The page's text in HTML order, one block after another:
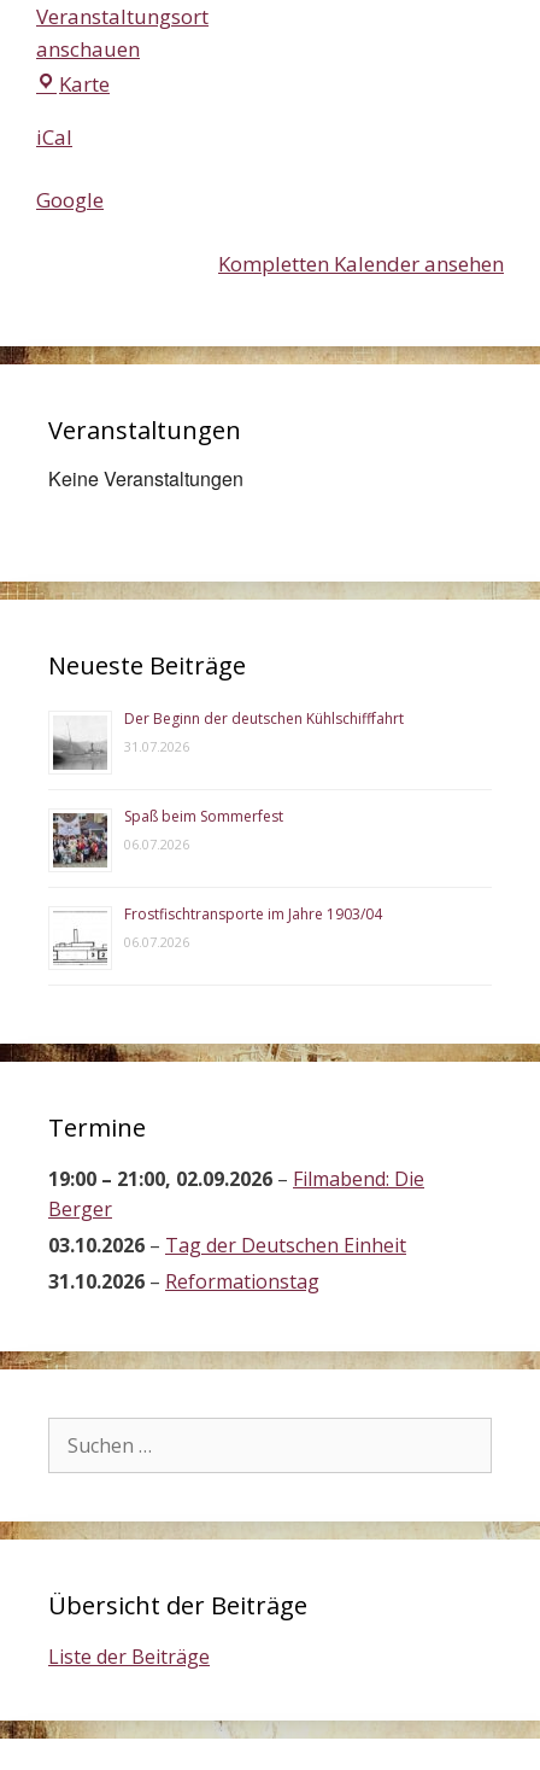
Veranstaltungsort
anschauen
Karte
iCal
Google
Kompletten Kalender ansehen
Veranstaltungen
Keine Veranstaltungen
Neueste Beiträge
Der Beginn der deutschen Kühlschifffahrt
31.07.2026
Spaß beim Sommerfest
06.07.2026
Frostfischtransporte im Jahre 1903/04
06.07.2026
Termine
19:00 – 21:00, 02.09.2026 – Filmabend: Die
Berger
03.10.2026 – Tag der Deutschen Einheit
31.10.2026 – Reformationstag
Suchen
nach:
Übersicht der Beiträge
Liste der Beiträge